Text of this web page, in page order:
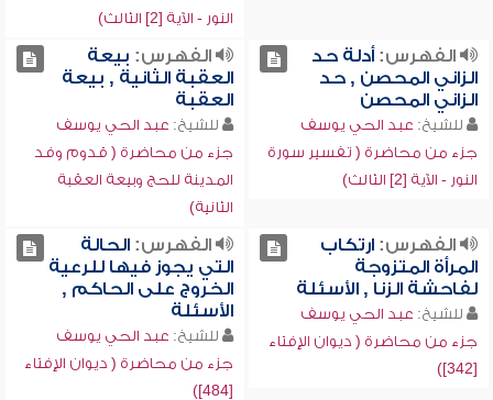
النور - الآية [2] الثالث)
الفهرس:أدلة حد
الزاني المحصن , حد
الزاني المحصن
للشيخ: عبد الحي يوسف
جزء من محاضرة ( تفسير سورة
النور - الآية [2] الثالث)
الفهرس: بيعة
العقبة الثانية , بيعة
العقبة
للشيخ: عبد الحي يوسف
جزء من محاضرة ( قدوم وفد
المدينة للحج وبيعة العقبة
الثانية)
الفهرس:ارتكاب
المرأة المتزوجة
لفاحشة الزنا , الأسئلة
للشيخ: عبد الحي يوسف
جزء من محاضرة ( ديوان الإفتاء
[342])
الفهرس:الحالة
التي يجوز فيها للرعية
الخروج على الحاكم ,
الأسئلة
للشيخ: عبد الحي يوسف
جزء من محاضرة ( ديوان الإفتاء
[484])